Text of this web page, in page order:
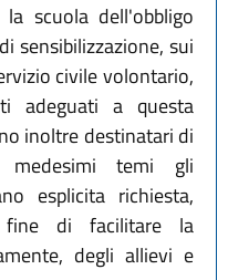
scuola dell'obbligo
sensibilizzazione, sui
civile volontario,
adeguati a questa
inoltre destinatari di
temi gli
esplicita richiesta,
di facilitare la
degli allievi e